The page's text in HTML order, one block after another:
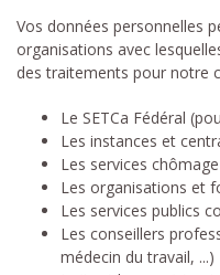
Vos données personnelles
organisations avec
des traitements pour notre
Le SETCa Fédéral
Les instances et
Les services
Les organisations et
Les services publics
Les conseillers
médecin du travail, ...)